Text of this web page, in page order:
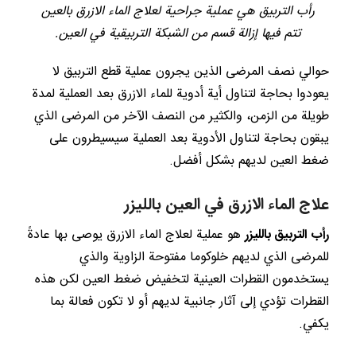
رأب التربيق هي عملية جراحية لعلاج الماء الازرق بالعين
تتم فيها إزالة قسم من الشبكة التربيقية في العين.
حوالي نصف المرضى الذين يجرون عملية قطع التربيق لا
يعودوا بحاجة لتناول أية أدوية للماء الازرق بعد العملية لمدة
طويلة من الزمن، والكثير من النصف الآخر من المرضى الذي
يبقون بحاجة لتناول الأدوية بعد العملية سيسيطرون على
ضغط العين لديهم بشكل أفضل.
علاج الماء الازرق في العين بالليزر
رأب التربيق بالليزرهو عملية لعلاج الماء الازرق يوصى بها عادةً
للمرضى الذي لديهم خلوكوما مفتوحة الزاوية والذي
يستخدمون القطرات العينية لتخفيض ضغط العين لكن هذه
القطرات تؤدي إلى آثار جانبية لديهم أو لا تكون فعالة بما
يكفي.